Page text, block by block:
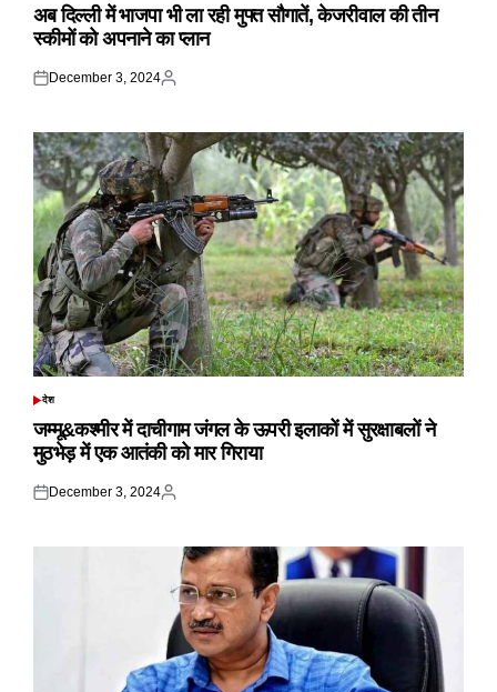
अब दिल्ली में भाजपा भी ला रही मुफ्त सौगातें, केजरीवाल की तीन
स्कीमों को अपनाने का प्लान
Posted
December 3, 2024
Posted
POSTED
देश
जम्मू&कश्मीर में दाचीगाम जंगल के ऊपरी इलाकों में सुरक्षाबलों ने
मुठभेड़ में एक आतंकी को मार गिराया
Posted
December 3, 2024
Posted